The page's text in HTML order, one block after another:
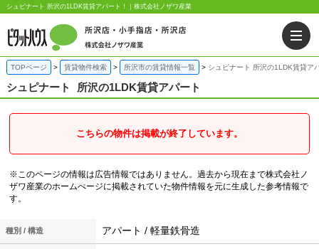
シュピナート 所沢の1LDK賃貸アパート！｜株式会社ノザワ産業
TOPページ 賃貸物件検索 所沢市の賃貸情報一覧 シュピナート 所沢の1LDK賃貸ア
シュピナート 所沢の1LDK賃貸アパート
こちらの物件は掲載が終了しています。
※このページの情報は広告情報ではありません。過去から現在まで株式会社ノ
ザワ産業のホームぺージに掲載されていた物件情報を元に生成した参考情報で
す。
種別 / 構造 アパート / 軽量鉄骨造